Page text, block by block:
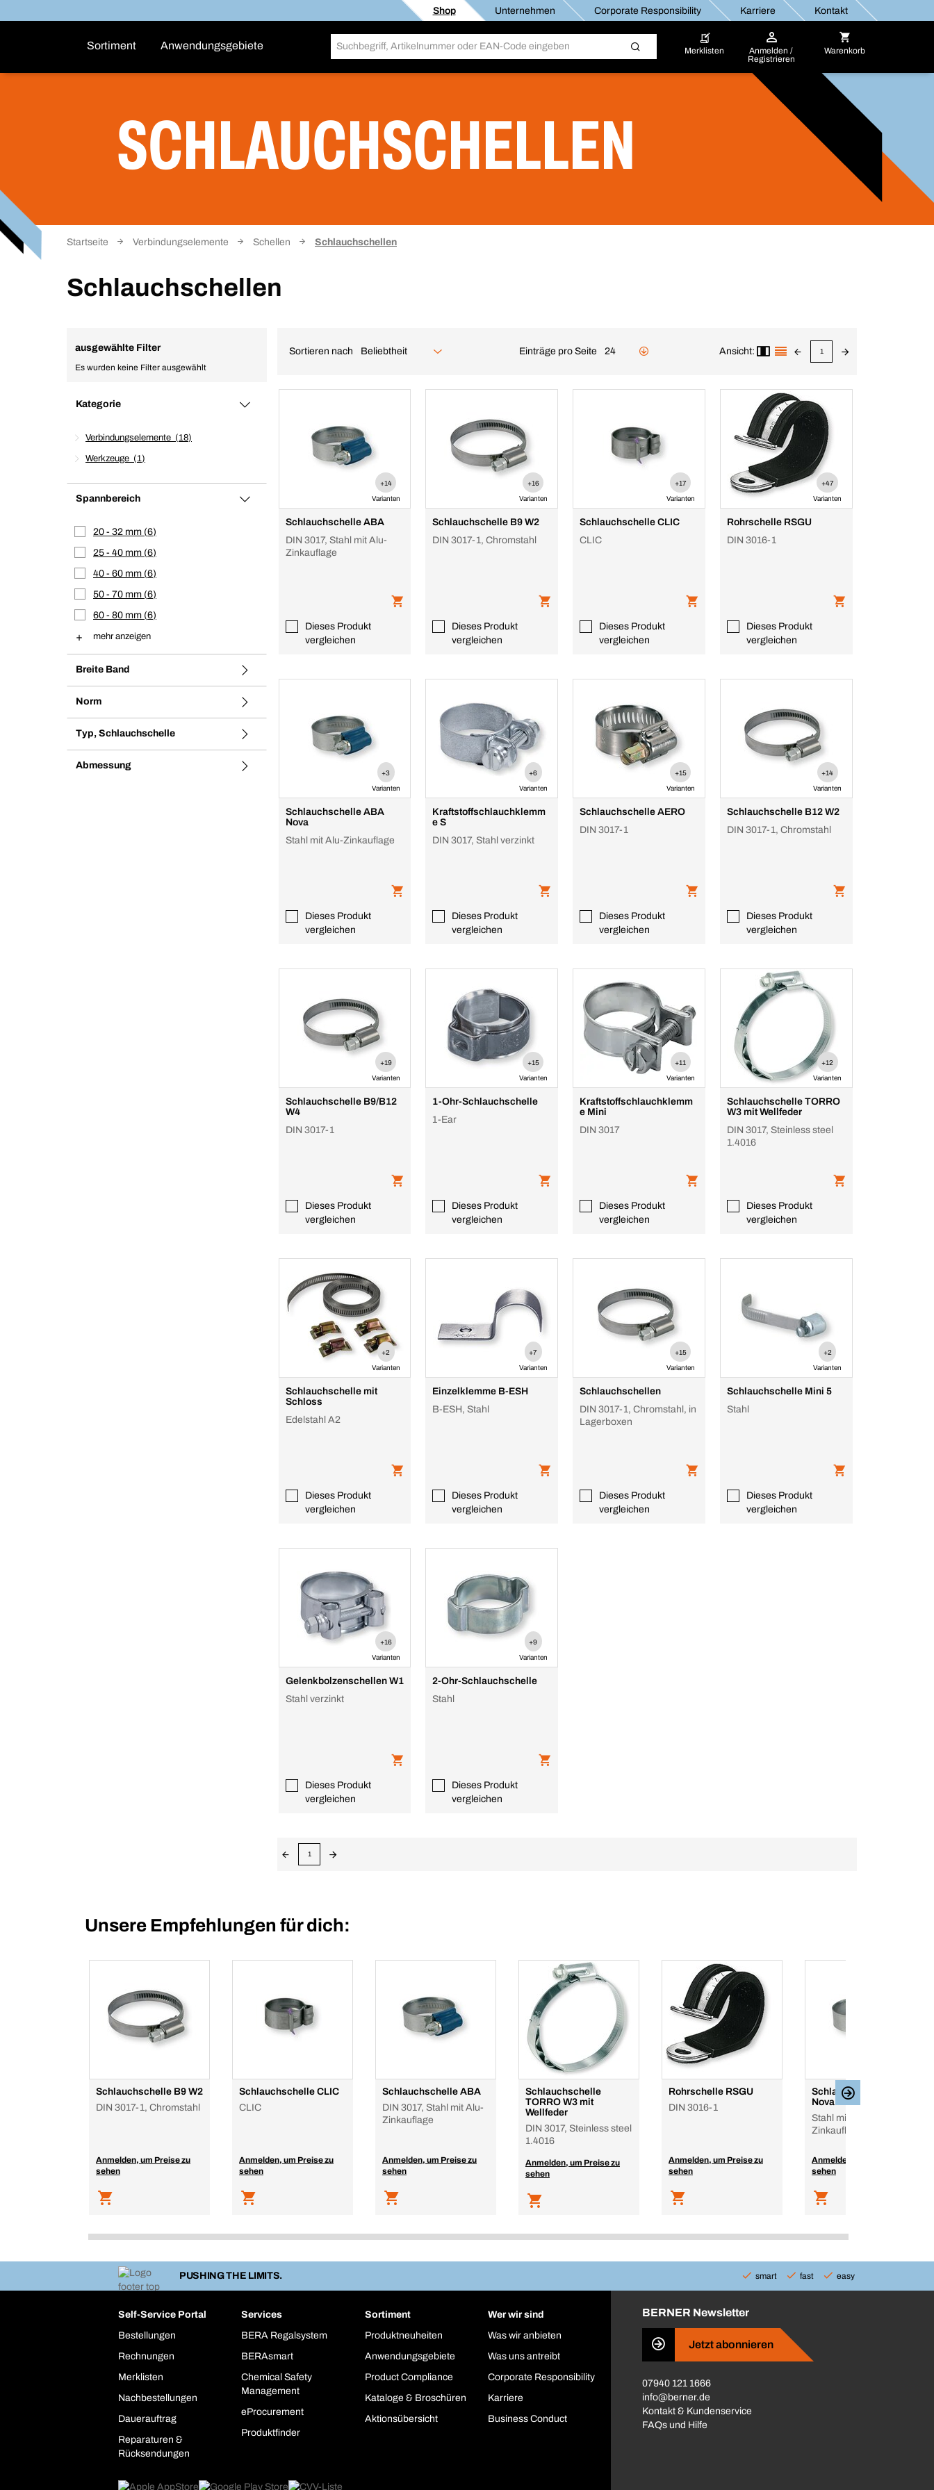
Shop Unternehmen Corporate Responsibility Karriere Kontakt
Sortiment Anwendungsgebiete Merklisten
Anmelden /
Registrieren
Warenkorb
SCHLAUCHSCHELLEN
Startseite Verbindungselemente Schellen Schlauchschellen
Schlauchschellen
ausgewählte Filter
Es wurden keine Filter ausgewählt
Kategorie
Verbindungselemente 18
Werkzeuge 1
Spannbereich
20 - 32 mm 6
25 - 40 mm 6
40 - 60 mm 6
50 - 70 mm 6
60 - 80 mm 6
mehr anzeigen
Breite Band
Norm
Typ, Schlauchschelle
Abmessung
Sortieren nach Beliebtheit Einträge pro Seite 24 Ansicht: 1
+14
Varianten
Schlauchschelle ABA
DIN 3017, Stahl mit Alu-
Zinkauflage
Dieses Produkt
vergleichen
+16
Varianten
Schlauchschelle B9 W2
DIN 3017-1, Chromstahl
Dieses Produkt
vergleichen
+17
Varianten
Schlauchschelle CLIC
CLIC
Dieses Produkt
vergleichen
+47
Varianten
Rohrschelle RSGU
DIN 3016-1
Dieses Produkt
vergleichen
+3
Varianten
Schlauchschelle ABA
Nova
Stahl mit Alu-Zinkauflage
Dieses Produkt
vergleichen
+6
Varianten
Kraftstoffschlauchklemm
e S
DIN 3017, Stahl verzinkt
Dieses Produkt
vergleichen
+15
Varianten
Schlauchschelle AERO
DIN 3017-1
Dieses Produkt
vergleichen
+14
Varianten
Schlauchschelle B12 W2
DIN 3017-1, Chromstahl
Dieses Produkt
vergleichen
+19
Varianten
Schlauchschelle B9/B12
W4
DIN 3017-1
Dieses Produkt
vergleichen
+15
Varianten
1-Ohr-Schlauchschelle
1-Ear
Dieses Produkt
vergleichen
+11
Varianten
Kraftstoffschlauchklemm
e Mini
DIN 3017
Dieses Produkt
vergleichen
+12
Varianten
Schlauchschelle TORRO
W3 mit Wellfeder
DIN 3017, Steinless steel
1.4016
Dieses Produkt
vergleichen
+2
Varianten
Schlauchschelle mit
Schloss
Edelstahl A2
Dieses Produkt
vergleichen
+7
Varianten
Einzelklemme B-ESH
B-ESH, Stahl
Dieses Produkt
vergleichen
+15
Varianten
Schlauchschellen
DIN 3017-1, Chromstahl, in
Lagerboxen
Dieses Produkt
vergleichen
+2
Varianten
Schlauchschelle Mini 5
Stahl
Dieses Produkt
vergleichen
+16
Varianten
Gelenkbolzenschellen W1
Stahl verzinkt
Dieses Produkt
vergleichen
+9
Varianten
2-Ohr-Schlauchschelle
Stahl
Dieses Produkt
vergleichen
1
Unsere Empfehlungen für dich:
Schlauchschelle B9 W2
DIN 3017-1, Chromstahl
Anmelden, um Preise zu
sehen
Schlauchschelle CLIC
CLIC
Anmelden, um Preise zu
sehen
Schlauchschelle ABA
DIN 3017, Stahl mit Alu-
Zinkauflage
Anmelden, um Preise zu
sehen
Schlauchschelle
TORRO W3 mit
Wellfeder
DIN 3017, Steinless steel
1.4016
Anmelden, um Preise zu
sehen
Rohrschelle RSGU
DIN 3016-1
Anmelden, um Preise zu
sehen
Schlauchschelle ABA
Nova
Stahl mit Alu-
Zinkauflage
Anmelden, um Preise zu
sehen
PUSHING THE LIMITS. smart fast easy
Self-Service Portal
Bestellungen
Rechnungen
Merklisten
Nachbestellungen
Dauerauftrag
Reparaturen &
Rücksendungen
Services
BERA Regalsystem
BERAsmart
Chemical Safety
Management
eProcurement
Produktfinder
Sortiment
Produktneuheiten
Anwendungsgebiete
Product Compliance
Kataloge & Broschüren
Aktionsübersicht
Wer wir sind
Was wir anbieten
Was uns antreibt
Corporate Responsibility
Karriere
Business Conduct
BERNER Newsletter
Jetzt abonnieren
07940 121 1666
info@berner.de
Kontakt & Kundenservice
FAQs und Hilfe